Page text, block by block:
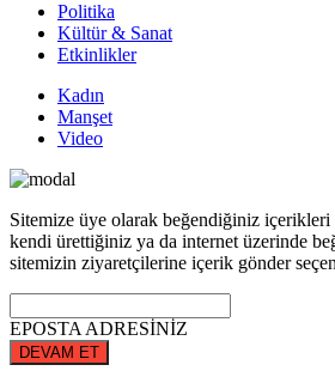
Politika
Kültür & Sanat
Etkinlikler
Kadın
Manşet
Video
Sitemize üye olarak beğendiğiniz
kendi ürettiğiniz ya da internet üzerinde
sitemizin ziyaretçilerine içerik gönder
EPOSTA ADRESİNİZ
DEVAM ET